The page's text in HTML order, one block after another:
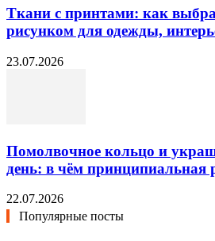
Ткани с принтами: как
рисунком для одежды,
23.07.2026
Помолвочное кольцо и
день: в чём принципиальная
22.07.2026
Популярные посты